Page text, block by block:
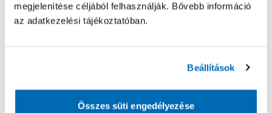
megjelenítése céljából felhasználják. Bővebb információ
az adatkezelési tájékoztatóban.
Beállítások
Összes süti engedélyezése